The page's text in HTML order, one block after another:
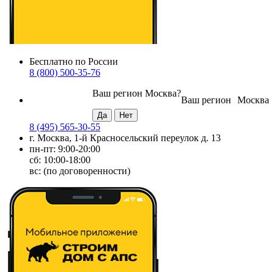
Бесплатно по России
8 (800) 500-35-76
Москва
Ваш регион
Ваш регион Москва?
8 (495) 565-30-55
г. Москва, 1-й Красносельский переулок д. 13
пн-пт: 9:00-20:00
сб: 10:00-18:00
вс: (по договоренности)